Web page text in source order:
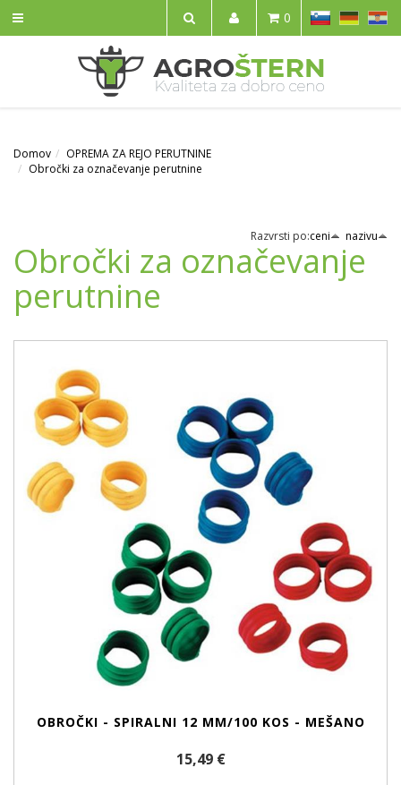
IŠČI
SL HR
0
Domov
OPREMA ZA REJO PERUTNINE
Obročki za označevanje perutnine
Razvrsti po:ceni nazivu
Obročki za označevanje
perutnine
OBROČKI - SPIRALNI 12 MM/100 KOS - MEŠANO
15,49 €